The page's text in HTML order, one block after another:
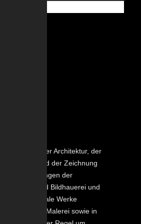
zählt neben der Architektur, der
der Grafik und der Zeichnung
Gattungen der
Während Bildhauerei und
dreidimensionale Werke
geht es in Malerei sowie in